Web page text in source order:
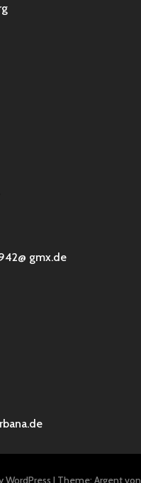
gmx.de
WordPress | Theme: Argent von